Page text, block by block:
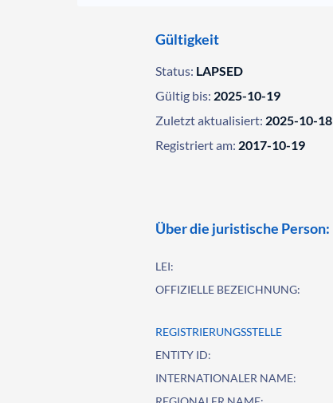
Gültigkeit
Status: LAPSED
Gültig bis: 2025-10-19
Zuletzt aktualisiert: 2025-10-18
Registriert am: 2017-10-19
Über die juristische Person:
LEI:
OFFIZIELLE BEZEICHNUNG:
REGISTRIERUNGSSTELLE
ENTITY ID:
INTERNATIONALER NAME: